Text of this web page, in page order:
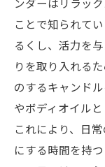
ことで知られて
るくし、活力を
りを取り入れる
のするキャンド
やボディオイル
これにより、日
にする時間を持